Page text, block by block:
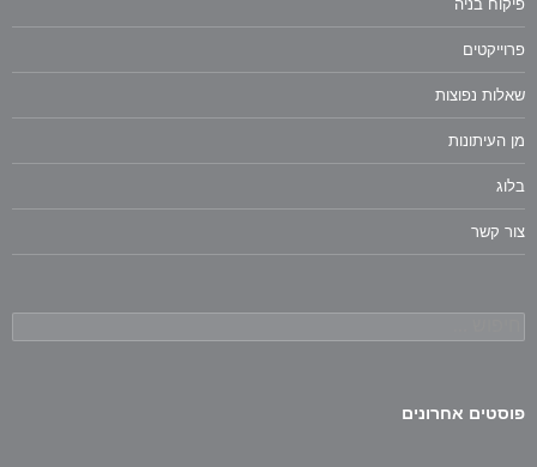
פיקוח בניה
פרוייקטים
שאלות נפוצות
מן העיתונות
בלוג
צור קשר
פוסטים אחרונים